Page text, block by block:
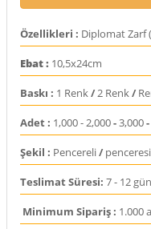
Kutuları
Özellikleri : Diplomat Zarf
Ebat: 10,5x24cm
Baskı : 1 Renk/2 Renk/
Adet : 1,000 - 2,000-3,000-
Şekil : Pencereli/
Teslimat Süresi: 7 - 12
Minimum Sipariş : 1.000